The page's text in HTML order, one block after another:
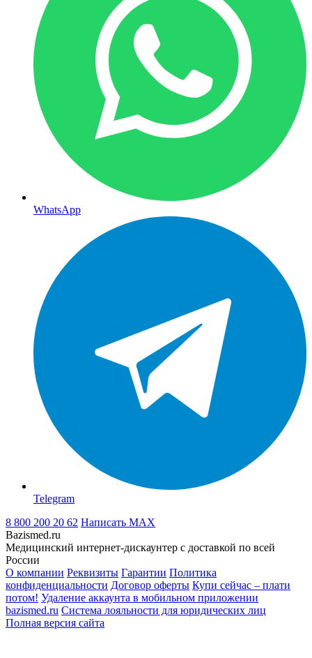
WhatsApp
Telegram
8 800 200 20 62 Написать MAX
Bazismed.ru
Медицинский интернет-дискаунтер с доставкой по всей
России
О компании Реквизиты Гарантии Политика
конфиденциальности Договор оферты Купи сейчас – плати
потом! Удаление аккаунта в мобильном приложении
bazismed.ru Система лояльности для юридических лиц
Полная версия сайта